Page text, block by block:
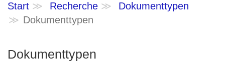
Start Recherche
Dokumenttypen
Dokumenttypen
Dokumenttypen